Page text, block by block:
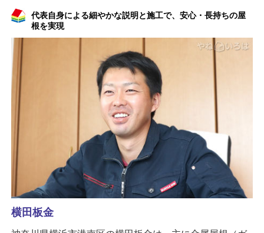
代表自身による細やかな説明と施工で、安心・長持ちの屋
根を実現
横田板金